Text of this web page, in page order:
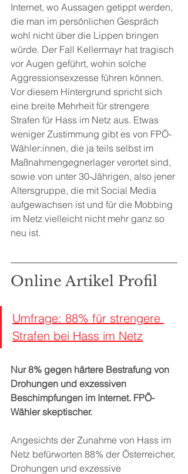
Internet, wo Aussagen getippt werden,
die man im persönlichen Gespräch
wohl nicht über die Lippen bringen
würde. Der Fall Kellermayr hat tragisch
vor Augen geführt, wohin solche
Aggressionsexzesse führen können.
Vor diesem Hintergrund spricht sich
eine breite Mehrheit für strengere
Strafen für Hass im Netz aus. Etwas
weniger Zustimmung gibt es von FPÖ-
Wähler:innen, die ja teils selbst im
Maßnahmengegnerlager verortet sind,
sowie von unter 30-Jährigen, also jener
Altersgruppe, die mit Social Media
aufgewachsen ist und für die Mobbing
im Netz vielleicht nicht mehr ganz so
neu ist.
Online Artikel Profil
Umfrage: 88% für strengere
Strafen bei Hass im Netz
Nur 8% gegen härtere Bestrafung von
Drohungen und exzessiven
Beschimpfungen im Internet. FPÖ-
Wähler skeptischer.
Angesichts der Zunahme von Hass im
Netz befürworten 88% der Österreicher,
Drohungen und exzessive